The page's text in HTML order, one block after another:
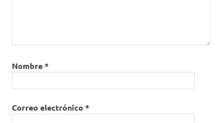
Nombre*
Correo electrónico *